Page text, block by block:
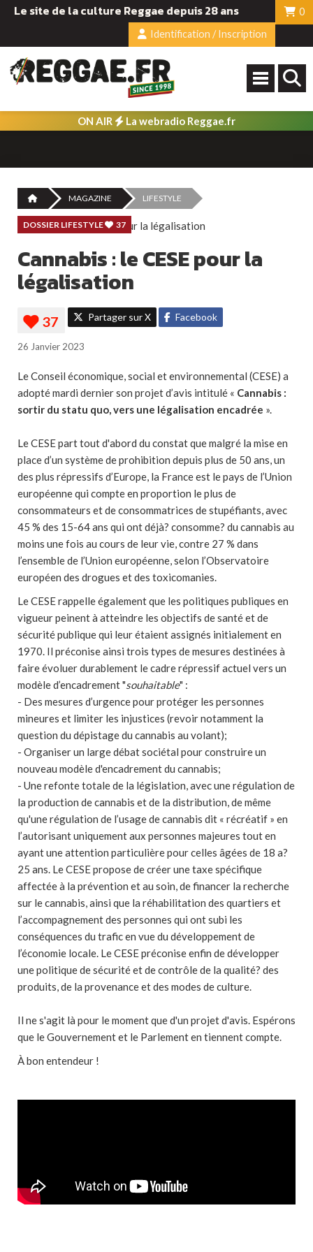
Le site de la culture Reggae depuis 28 ans
0
Identification / Inscription
ON AIR La webradio Reggae.fr
MAGAZINE LIFESTYLE
DOSSIER LIFESTYLE 37
Cannabis : le CESE pour la
légalisation
Partager sur X Facebook
26 Janvier 2023
Le Conseil économique, social et environnemental (CESE) a
adopté mardi dernier son projet d’avis intitulé « Cannabis :
sortir du statu quo, vers une légalisation encadrée ».
Le CESE part tout d'abord du constat que malgré la mise en
place d’un système de prohibition depuis plus de 50 ans, un
des plus répressifs d’Europe, la France est le pays de l’Union
européenne qui compte en proportion le plus de
consommateurs et de consommatrices de stupéfiants, avec
45 % des 15-64 ans qui ont déjà? consomme? du cannabis au
moins une fois au cours de leur vie, contre 27 % dans
l’ensemble de l’Union européenne, selon l’Observatoire
européen des drogues et des toxicomanies.
Le CESE rappelle également que les politiques publiques en
vigueur peinent à atteindre les objectifs de santé et de
sécurité publique qui leur étaient assignés initialement en
1970. Il préconise ainsi trois types de mesures destinées à
faire évoluer durablement le cadre répressif actuel vers un
modèle d’encadrement "souhaitable" :
- Des mesures d’urgence pour protéger les personnes
mineures et limiter les injustices (revoir notamment la
question du dépistage du cannabis au volant);
- Organiser un large débat sociétal pour construire un
nouveau modèle d'encadrement du cannabis;
- Une refonte totale de la législation, avec une régulation de
la production de cannabis et de la distribution, de même
qu'une régulation de l’usage de cannabis dit « récréatif » en
l’autorisant uniquement aux personnes majeures tout en
ayant une attention particulière pour celles âgées de 18 a?
25 ans. Le CESE propose de créer une taxe spécifique
affectée à la prévention et au soin, de financer la recherche
sur le cannabis, ainsi que la réhabilitation des quartiers et
l’accompagnement des personnes qui ont subi les
conséquences du trafic en vue du développement de
l’économie locale. Le CESE préconise enfin de développer
une politique de sécurité et de contrôle de la qualité? des
produits, de la provenance et des modes de culture.
Il ne s'agit là pour le moment que d'un projet d'avis. Espérons
que le Gouvernement et le Parlement en tiennent compte.
À bon entendeur !